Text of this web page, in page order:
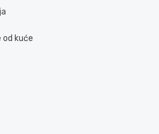
od kuće